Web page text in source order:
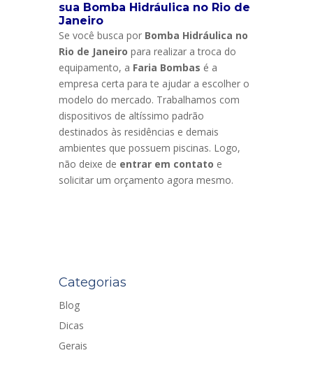
sua Bomba Hidráulica no Rio de
Janeiro
Se você busca por Bomba Hidráulica no
Rio de Janeiro para realizar a troca do
equipamento, a Faria Bombas é a
empresa certa para te ajudar a escolher o
modelo do mercado. Trabalhamos com
dispositivos de altíssimo padrão
destinados às residências e demais
ambientes que possuem piscinas. Logo,
não deixe de entrar em contato e
solicitar um orçamento agora mesmo.
Categorias
Blog
Dicas
Gerais